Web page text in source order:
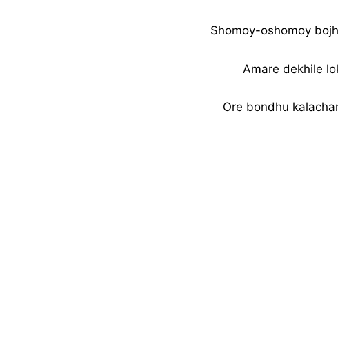
Shomoy-oshomoy
Amare dekhile
Ore bondhu